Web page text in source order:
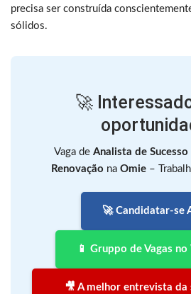
precisa ser construída
sólidos.
🚀
Vaga de Analista de
Renovação na Omie–
🚀 Candidatar-se
📱 Gruppo de Vagas
🎥 A melhor entrevista da